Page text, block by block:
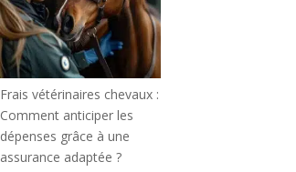
Frais vétérinaires chevaux :
Comment anticiper les
dépenses grâce à une
assurance adaptée ?